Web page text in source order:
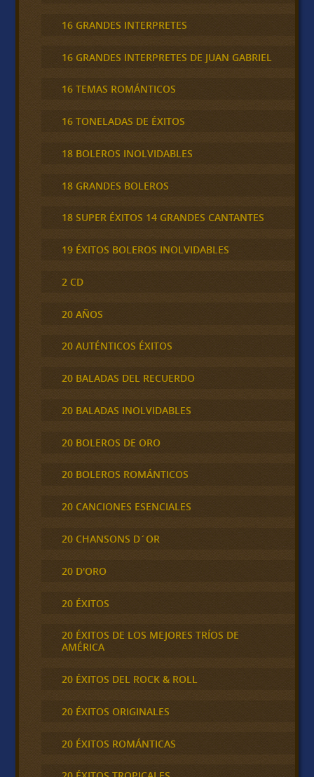
16 GRANDES INTERPRETES
16 GRANDES INTERPRETES DE JUAN GABRIEL
16 TEMAS ROMÁNTICOS
16 TONELADAS DE ÉXITOS
18 BOLEROS INOLVIDABLES
18 GRANDES BOLEROS
18 SUPER ÉXITOS 14 GRANDES CANTANTES
19 ÉXITOS BOLEROS INOLVIDABLES
2 CD
20 AÑOS
20 AUTÉNTICOS ÉXITOS
20 BALADAS DEL RECUERDO
20 BALADAS INOLVIDABLES
20 BOLEROS DE ORO
20 BOLEROS ROMÁNTICOS
20 CANCIONES ESENCIALES
20 CHANSONS D´OR
20 D'ORO
20 ÉXITOS
20 ÉXITOS DE LOS MEJORES TRÍOS DE
AMÉRICA
20 ÉXITOS DEL ROCK & ROLL
20 ÉXITOS ORIGINALES
20 ÉXITOS ROMÁNTICAS